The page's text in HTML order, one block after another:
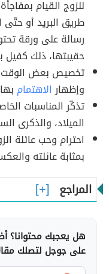
للزوج القيام
طريق البريد أو
رسالة على ورقة
حقيبتها، ذلك كفيل
تخصيص بعض الوقت
وإظهارالاهتمام
تذكّر المناسبات
الميلاد، والذكرى
احترام وحب عائلة
بمثابة عائلته
المراجع
هل يعجبك
على جوجل لتصلك